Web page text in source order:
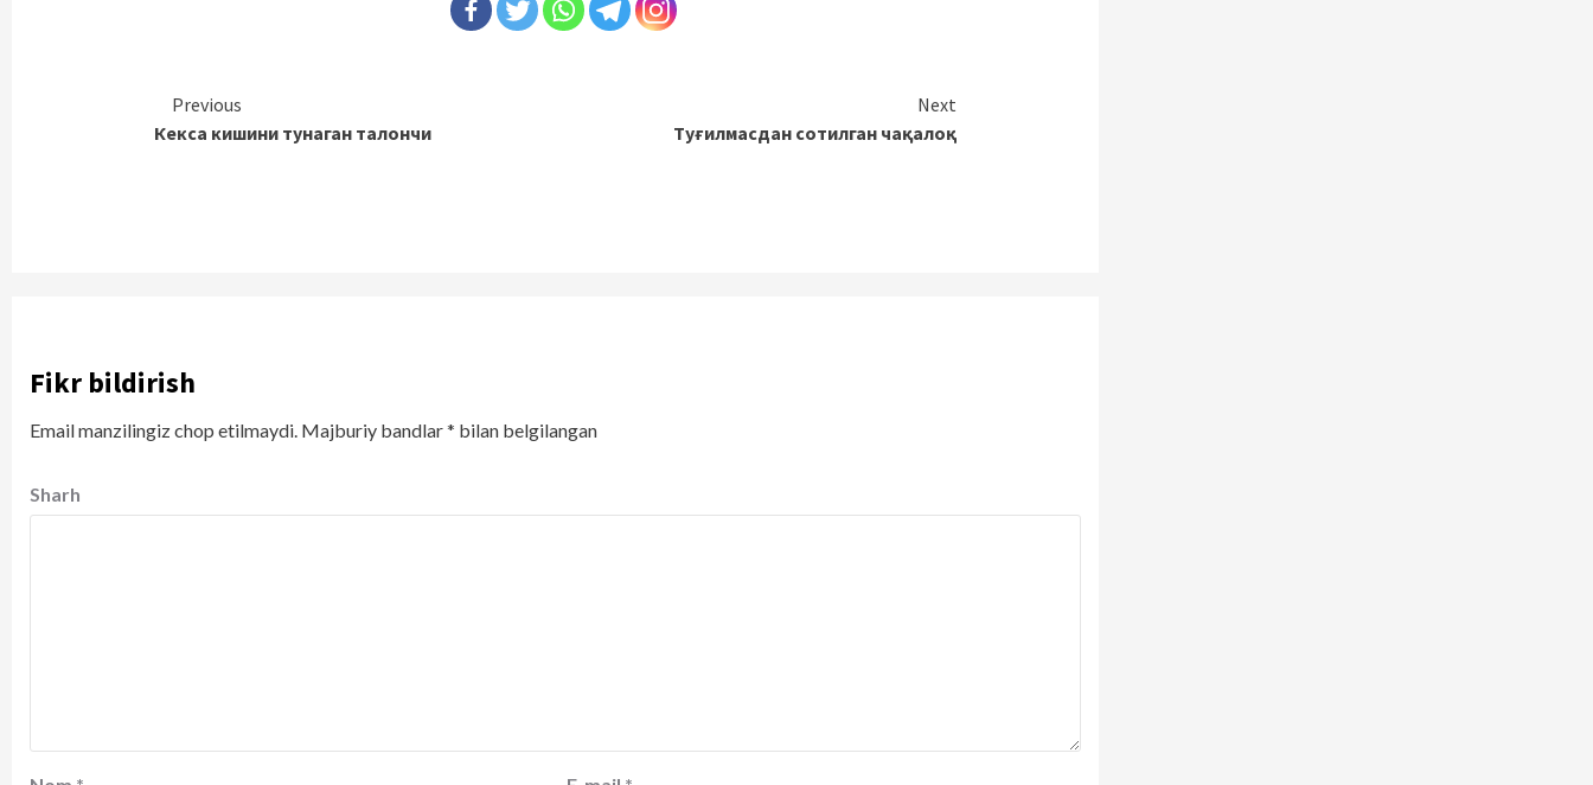
Continue
Reading
Previous
Кекса кишини тунаган талончи
Next
Туғилмасдан сотилган чақалоқ
Fikr bildirish
Email manzilingiz chop etilmaydi. Majburiy bandlar* bilan belgilangan
Sharh